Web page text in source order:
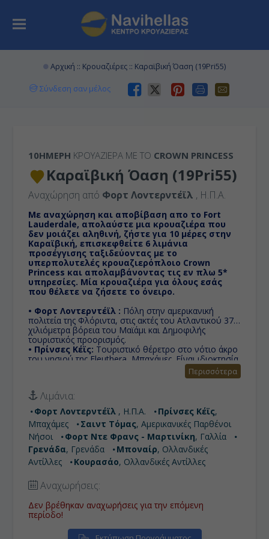
Αρχική :: Κρουαζιέρες :: Καραϊβική Όαση (19Pri55)
Σύνδεση σαν μέλος
10ΉΜΕΡΗ ΚΡΟΥΑΖΙΕΡΑ ΜΕ ΤΟ CROWN PRINCESS
Καραϊβική Όαση (19Pri55)
Αναχώρηση από Φορτ Λοvτερντέϊλ , Η.Π.Α.
Με αναχώρηση και αποβίβαση απο το Fort
Lauderdale, απολαύστε μια κρουαζιέρα που
δεν μοιάζει αληθινή, ζήστε για 10 μέρες στην
Καραϊβική, επισκεφθείτε 6 λιμάνια
προσέγγισης ταξιδεύοντας με το
υπερπολυτελές κρουαζιερόπλοιο Crown
Princess και απολαμβάνοντας τις εν πλω 5*
υπηρεσίες. Μία κρουαζιέρα για όλους εσάς
που θέλετε να ζήσετε το όνειρο.
• Φορτ Λοvτερντέϊλ : Πόλη στην αμερικανική
πολιτεία της Φλόριντα, στις ακτές του Ατλαντικού 37
χιλιόμετρα βόρεια του Μαϊάμι και Δημοφιλής
τουριστικός προορισμός.
• Πρίνσες Κέϊς: Tουριστικό θέρετρο στο νότιο άκρο
του νησιού της Eleuthera, Μπαχάμες. Eίναι ιδιοκτησία
της Princess Cruises, οι οποίοι το χρησιμοποιούν ως
λιμάνι προσέγγισης για κρουαζιέρες των πλοίων τους
στην Καραϊβική.
• Σεντ Τόμας:
Καραϊβικής Θάλασσας και μαζί με τον Άγιο Ιωάννη, το
Νησί Νερού και το Saint Croix, μια πρώην δανική
αποικία, αποτελούν μια κομητεία και μια περιφέρεια
των αμερικανικών Παρθένων Νήσων μια μη
καταχωρημένη στην επικράτεια Ηνωμένων Πολιτειών.
• Φορτ Ντε Φρανς - Μαρτινίκη:Πρωτεύουσα της
Μαρτινίκης, υπερπόντιας περιοχής της Γαλλίας, μία
πληθυσμό 90.000 κατοίκους.
• Γρενάδα:
Το νησί που ανακαλύφθηκε το 1948 απο
τον Κολόμβο, η Γρενάδα είναι χώρα στην Καραιβική
θάλασσα.
• Μποναίρ:
Μποναίρ και την ακατοίκητη νησίδα Κλάιν Μποναίρ.
Περισσότερα
Λιμάνια:
Φορτ Λοvτερντέϊλ , Η.Π.Α. Πρίνσες Κέϊς,
Μπαχάμες
Σαιντ Τόμας, Αμερικανικές Παρθένοι
Νήσοι
Φορτ Ντε Φρανς - Μαρτινίκη, Γαλλία
Γρενάδα, Γρενάδα Μποναίρ, Ολλανδικές
Αντίλλες
Κουρασάο, Ολλανδικές Αντίλλες
Αναχωρήσεις:
Δεν βρέθηκαν αναχωρήσεις για την επόμενη
περίοδο!